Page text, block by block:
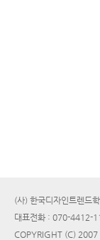
(사) 한국디자인트렌드
대표전화 : 070-4412-
COPYRIGHT (C)